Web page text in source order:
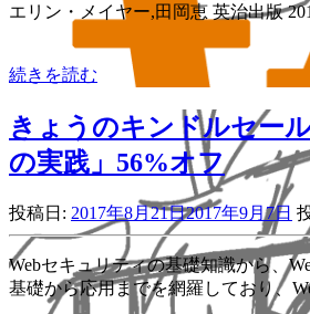
エリン・メイヤー,田岡恵 英治出版
続きを読む
きょうのキンドルセー
の実践」56%オフ
投稿日: 2017年8月21日2017年9月7日
Webセキュリティの基礎知識から、
基礎から応用までを網羅しており、